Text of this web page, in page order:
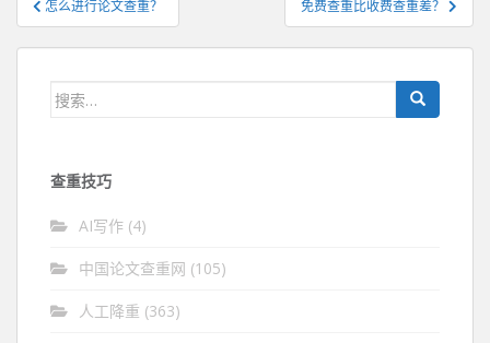
章
导
怎么进行论文查重？ 免费查重比收费查重差？
搜
查重技巧
AI写作 (4)
中国论文查重网 (105)
人工降重 (363)